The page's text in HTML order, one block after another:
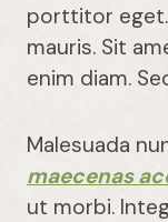
porttitor
mauris. Sit
enim diam.
Malesuada
maecenas
ut morbi.